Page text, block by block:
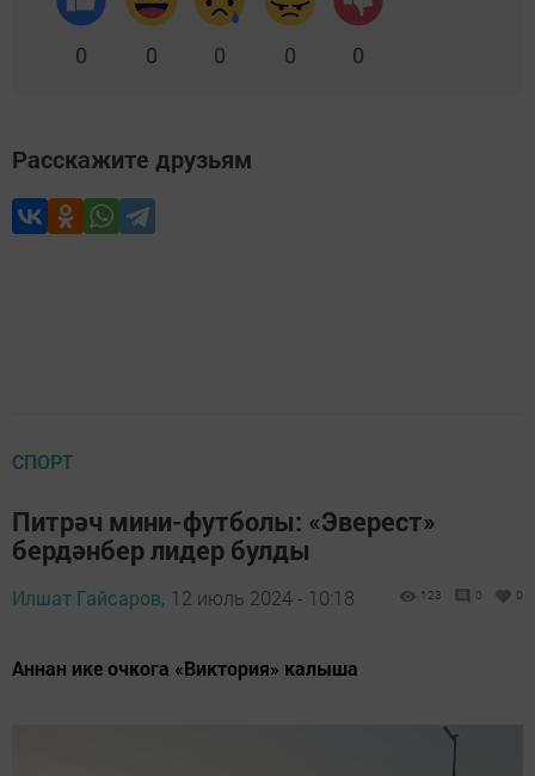
0 0 0 0 0
Расскажите друзьям
СПОРТ
Питрәч мини-футболы: «Эверест»
бердәнбер лидер булды
Илшат Гайсаров, 12 июль 2024 - 10:18 123 0 0
Аннан ике очкога «Виктория» калыша